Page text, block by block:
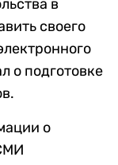
в
своего
о подготовке
о